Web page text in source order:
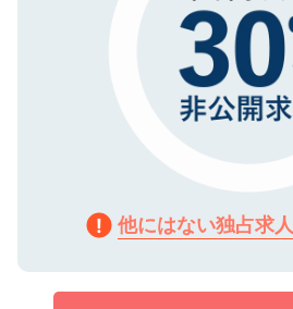
他にはない独占求